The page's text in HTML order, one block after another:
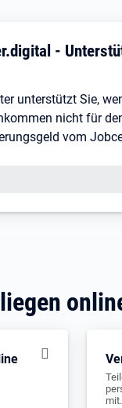
-
unterstützt Sie,
nicht für
vom
mit.